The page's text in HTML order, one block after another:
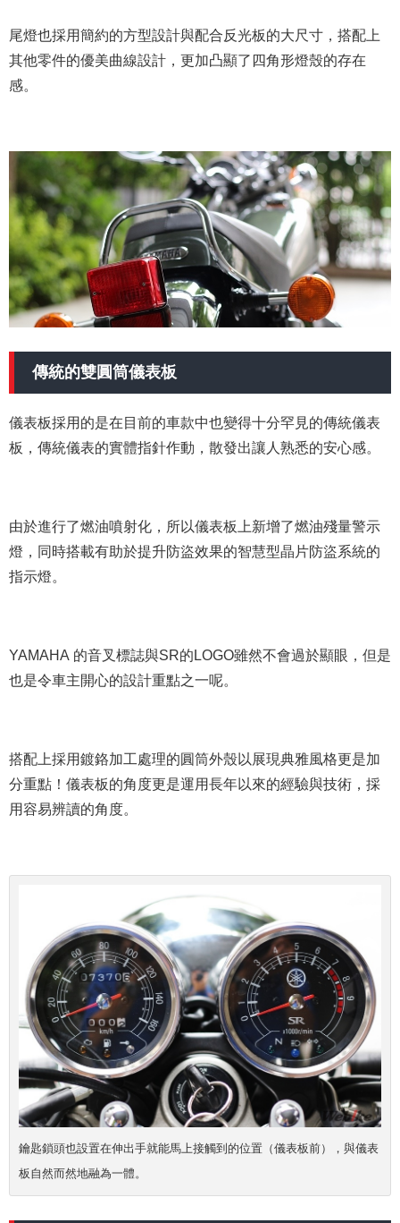
尾燈也採用簡約的方型設計與配合反光板的大尺寸，搭配上
其他零件的優美曲線設計，更加凸顯了四角形燈殼的存在
感。
傳統的雙圓筒儀表板
儀表板採用的是在目前的車款中也變得十分罕見的傳統儀表
板，傳統儀表的實體指針作動，散發出讓人熟悉的安心感。
由於進行了燃油噴射化，所以儀表板上新增了燃油殘量警示
燈，同時搭載有助於提升防盜效果的智慧型晶片防盜系統的
指示燈。
YAMAHA 的音叉標誌與SR的LOGO雖然不會過於顯眼，但是
也是令車主開心的設計重點之一呢。
搭配上採用鍍鉻加工處理的圓筒外殼以展現典雅風格更是加
分重點！儀表板的角度更是運用長年以來的經驗與技術，採
用容易辨讀的角度。
鑰匙鎖頭也設置在伸出手就能馬上接觸到的位置（儀表板前），與儀表
板自然而然地融為一體。